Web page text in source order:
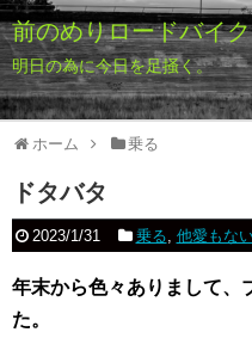
前のめりロードバイ
明日の為に今日を足掻く。
ホーム 乗る
ドタバタ
2023/1/31 乗る, 他愛もな
年末から色々ありまして、
た。